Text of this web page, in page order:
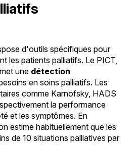
d'outils spécifiques pour
les patients palliatifs. Le PICT,
une détection
en soins palliatifs. Les
comme Karnofsky, HADS
la performance
et les symptômes. En
estime habituellement que les
de 10 situations palliatives par